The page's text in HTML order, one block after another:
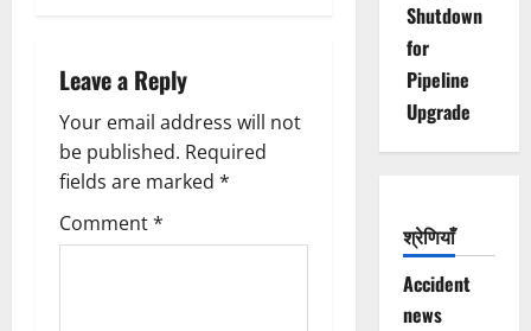
v
i
g
a
Leave a Reply
Your email address will not
be published. Required
fields are marked *
Comment*
Shutdown
for
Pipeline
Upgrade
श्रेणियाँ
Accident
news